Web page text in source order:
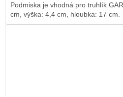
Podmiska je vhodná pro truhlík
cm, výška: 4,4 cm, hloubka: 17 cm.